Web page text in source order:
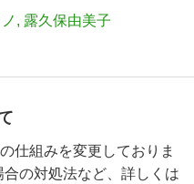
露久保由美子
仕組みを変更しておりま
の対処法など、詳しくは